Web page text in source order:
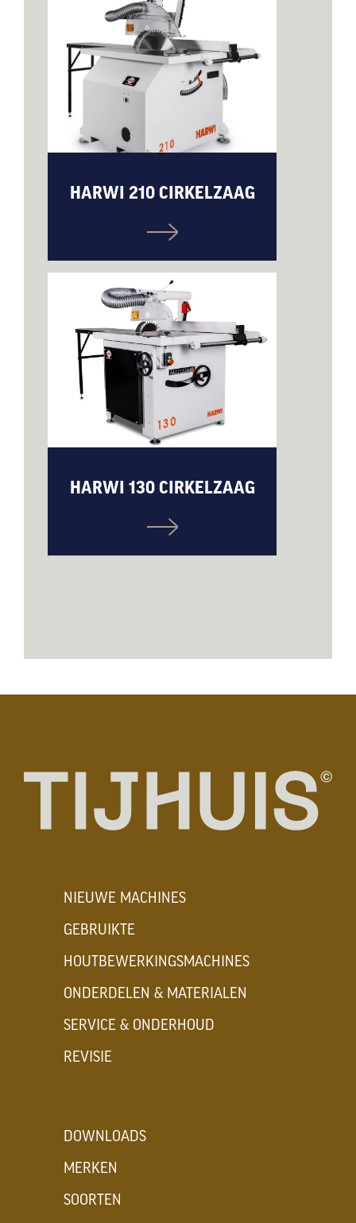
HARWI 210 CIRKELZAAG
HARWI 130 CIRKELZAAG
NIEUWE MACHINES
GEBRUIKTE
HOUTBEWERKINGSMACHINES
ONDERDELEN & MATERIALEN
SERVICE & ONDERHOUD
REVISIE
DOWNLOADS
MERKEN
SOORTEN